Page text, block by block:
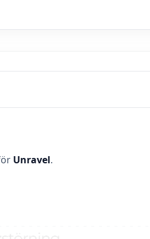
Unravel.